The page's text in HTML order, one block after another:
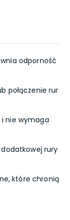
odporność
połączenie rur
nie wymaga
rury
które chronią